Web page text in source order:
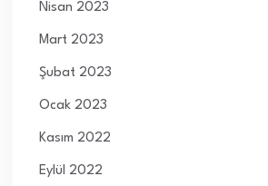
Nisan 2023
Mart 2023
Şubat 2023
Ocak 2023
Kasım 2022
Eylül 2022